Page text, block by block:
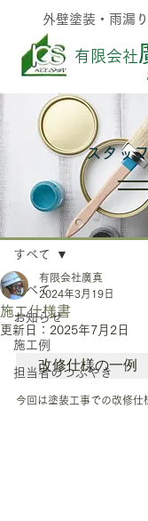
外壁塗装・雨漏
有限会社
記事
すべて
お知らせ
施工例
担当者のつぶやき
すべて
施工仕様書
有限会社廣真
2024年3月19日
更新日： 2025年7月2日
改修仕様の一例
今回は塗装工事での改修仕
スタッ